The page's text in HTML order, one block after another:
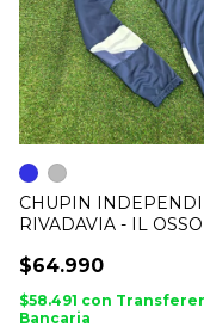
CHUPIN
RIVADAVIA - IL OSSO
$64.990
$58.491 con
Bancaria